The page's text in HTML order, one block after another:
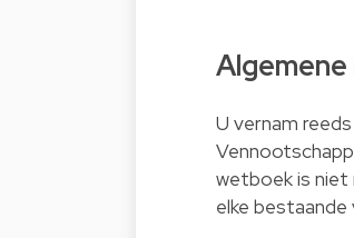
Algemene
U vernam
wetboek is niet
elke